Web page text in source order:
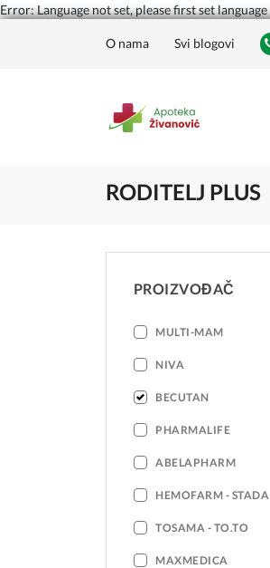
Error: Language not set, please first set language
O nama Svi blogovi
RODITELJ PLUS
PROIZVOĐAČ
MULTI-MAM
NIVA
BECUTAN
PHARMALIFE
ABELAPHARM
HEMOFARM - STADA
TOSAMA - TO.TO
MAXMEDICA